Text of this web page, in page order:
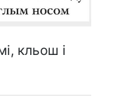
кльош і